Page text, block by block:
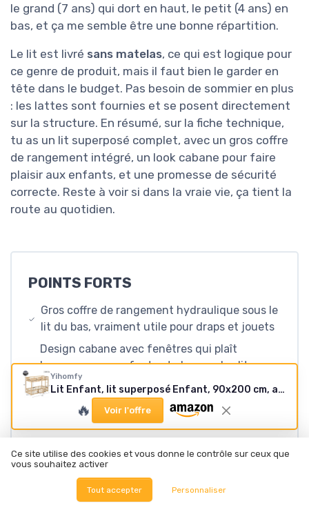
le grand (7 ans) qui dort en haut, le petit (4 ans) en
bas, et ça me semble être une bonne répartition.
Le lit est livré sans matelas, ce qui est logique pour
ce genre de produit, mais il faut bien le garder en
tête dans le budget. Pas besoin de sommier en plus
: les lattes sont fournies et se posent directement
sur la structure. En résumé, sur la fiche technique,
tu as un lit superposé complet, avec un gros coffre
de rangement intégré, un look cabane pour faire
plaisir aux enfants, et une promesse de sécurité
correcte. Reste à voir si dans la vraie vie, ça tient la
route au quotidien.
POINTS FORTS
Gros coffre de rangement hydraulique sous le
lit du bas, vraiment utile pour draps et jouets
Design cabane avec fenêtres qui plaît
beaucoup aux enfants et change des lits
superposés basiques
Structure en bois stable avec barrière de
sécurité haute et système anti-basculement
POINTS FAIBLES
Montage long et assez exigeant, nécessite du
Yihomfy
Lit Enfant, lit superposé Enfant, 90x200 cm, avec Espace de Rangement hydraulique, Style Chalet, avec fenêtre, barrière de sécurité, échelle Droite,sans Matelas (Natural-C, 90×200 CM) Natural-c 90×200 CM
🔥 Voir l'offre
Ce site utilise des cookies et vous donne le contrôle sur ceux que
vous souhaitez activer
Tout accepter Personnaliser